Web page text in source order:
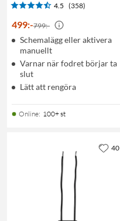
4.5 (358)
499:-799:-
Schemalägg eller aktivera
manuellt
Varnar när fodret börjar ta
slut
Lätt att rengöra
Online: 100+ st
40